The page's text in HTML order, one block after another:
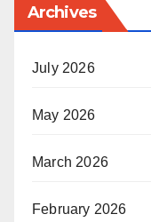
Archives
July 2026
May 2026
March 2026
February 2026